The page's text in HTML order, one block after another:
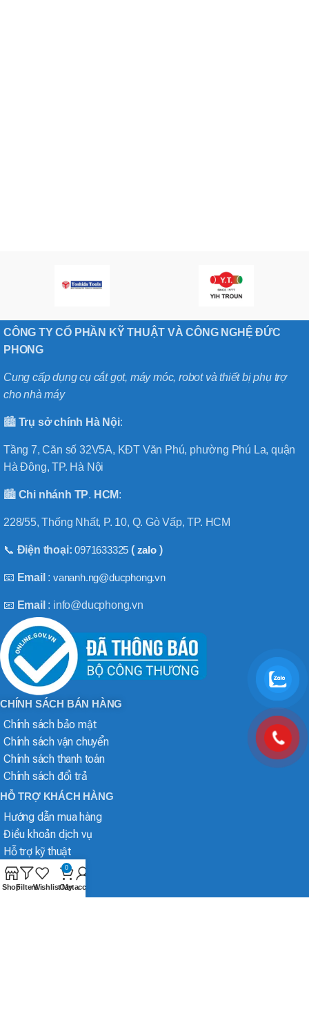
CÔNG TY CỔ PHẦN KỸ THUẬT VÀ CÔNG NGHỆ ĐỨC
PHONG
Cung cấp dụng cụ cắt gọt, máy móc, robot và thiết bị phụ trợ
cho nhà máy
🏙️ Trụ sở chính Hà Nội:
Tầng 7, Căn số 32V5A, KĐT Văn Phú, phường Phú La, quận
Hà Đông, TP. Hà Nội
🏙️ Chi nhánh TP. HCM:
228/55, Thống Nhất, P. 10, Q. Gò Vấp, TP. HCM
📞 Điện thoại:0971633325 ( zalo)
📧 Email :vananh.ng@ducphong.vn
📧 Email : info@ducphong.vn
CHÍNH SÁCH BÁN HÀNG
Chính sách bảo mật
Chính sách vận chuyển
Chính sách thanh toán
Chính sách đổi trả
HỖ TRỢ KHÁCH HÀNG
Hướng dẫn mua hàng
Điều khoản dịch vụ
Hỗ trợ kỹ thuật
ShopFiltersWishlist
0
Cart
My account